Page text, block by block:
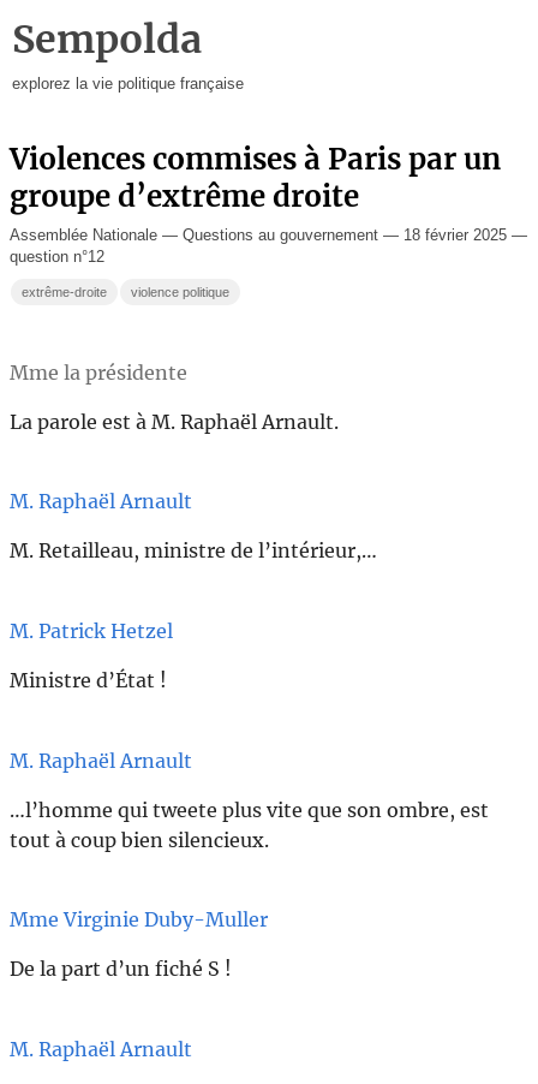
Sempolda
explorez la vie politique française
Violences commises à Paris par un
groupe d’extrême droite
Assemblée Nationale — Questions au gouvernement — 18 février 2025 —
question n°12
extrême-droite violence politique
Mme la présidente
La parole est à M. Raphaël Arnault.
M. Raphaël Arnault
M. Retailleau, ministre de l’intérieur,…
M. Patrick Hetzel
Ministre d’État !
M. Raphaël Arnault
…l’homme qui tweete plus vite que son ombre, est
tout à coup bien silencieux.
Mme Virginie Duby-Muller
De la part d’un fiché S !
M. Raphaël Arnault